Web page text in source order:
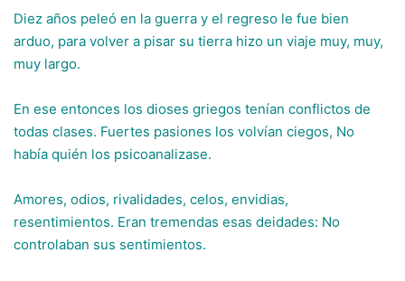
Diez años peleó en la guerra y el regreso le fue bien
arduo, para volver a pisar su tierra hizo un viaje muy, muy,
muy largo.
En ese entonces los dioses griegos tenían conflictos de
todas clases. Fuertes pasiones los volvían ciegos, No
había quién los psicoanalizase.
Amores, odios, rivalidades, celos, envidias,
resentimientos. Eran tremendas esas deidades: No
controlaban sus sentimientos.